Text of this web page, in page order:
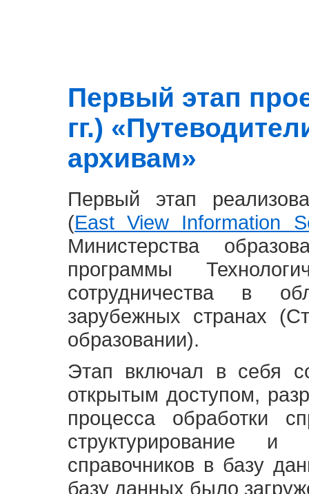
Первый этап
гг.)
архивам»
Первый этап
(East View Information
Министерства
программы
сотрудничества в
зарубежных странах
образовании).
Этап включал в себя
открытым доступом,
процесса обработки
структурирование и
справочников в базу
базу данных было